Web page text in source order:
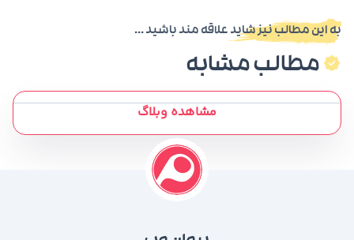
به این مطالب نیز شاید علاقه مند باشید ...
مطالب مشابه
مشاهده وبلاگ